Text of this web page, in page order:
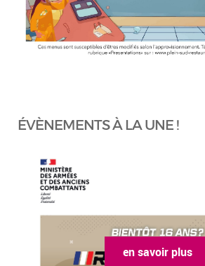
ÉVÈNEMENTS À LA UNE !
en savoir plus